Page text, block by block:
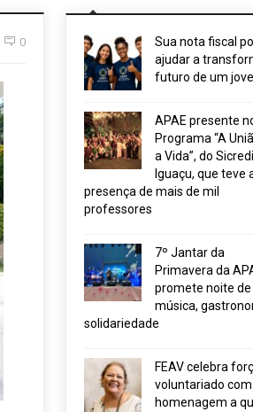
0
Sua nota fiscal
ajudar a
futuro de um
APAE presente
Programa “A
a Vida”, do Sicredi
Iguaçu, que teve
presença de mais de mil
professores
7º Jantar da
Primavera da
promete noite de
música,
solidariedade
FEAV celebra
voluntariado com
homenagem a